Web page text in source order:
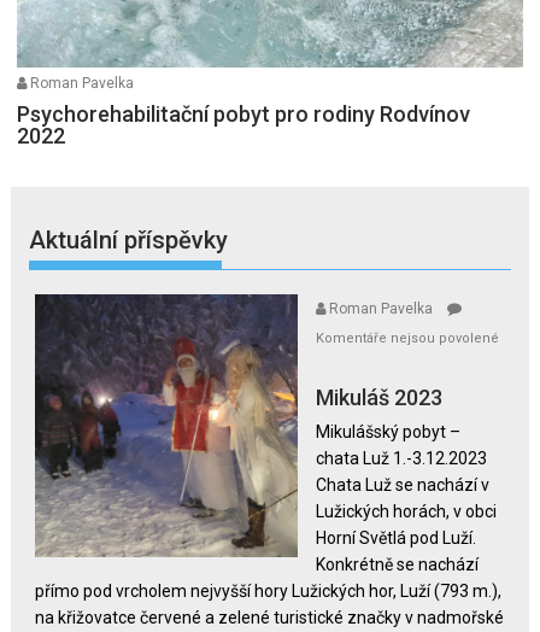
Roman Pavelka
Psychorehabilitační pobyt pro rodiny Rodvínov
2022
Aktuální příspěvky
Roman Pavelka
Komentáře nejsou povolené
textu
názvem
Mikuláš
2023
Mikuláš 2023
Mikulášský pobyt –
chata Luž 1.-3.12.2023
Chata Luž se nachází v
Lužických horách, v obci
Horní Světlá pod Luží.
Konkrétně se nachází
přímo pod vrcholem nejvyšší hory Lužických hor, Luží (793 m.),
na křižovatce červené a zelené turistické značky v nadmořské